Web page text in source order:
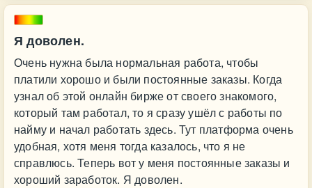
Я доволен.
Очень нужна была нормальная работа, чтобы
платили хорошо и были постоянные заказы. Когда
узнал об этой онлайн бирже от своего знакомого,
который там работал, то я сразу ушёл с работы по
найму и начал работать здесь. Тут платформа очень
удобная, хотя меня тогда казалось, что я не
справлюсь. Теперь вот у меня постоянные заказы и
хороший заработок. Я доволен.